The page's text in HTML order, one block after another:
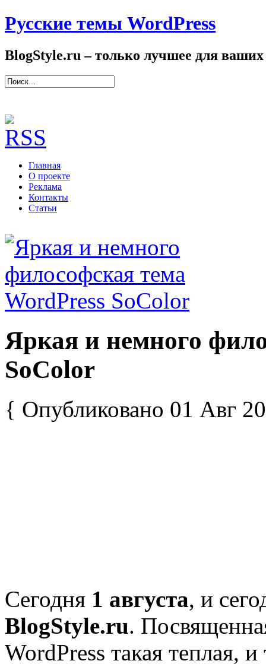
Русские темы WordPress
BlogStyle.ru – только лучшее для ваших
Главная
О проекте
Реклама
Контакты
Статьи
Яркая и немного
SoColor
{ Опубликовано 01 Авг
Сегодня 1 августа, и
BlogStyle.ru.
WordPress такая теплая, и